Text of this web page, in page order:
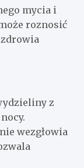
mycia i
roznosić
z
wezgłowia